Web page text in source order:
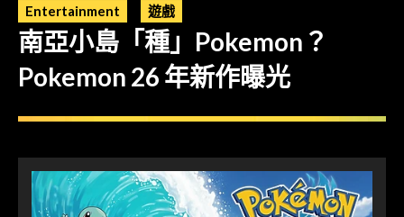
Entertainment 遊戲
南亞小島「種」Pokemon？
Pokemon 26 年新作曝光